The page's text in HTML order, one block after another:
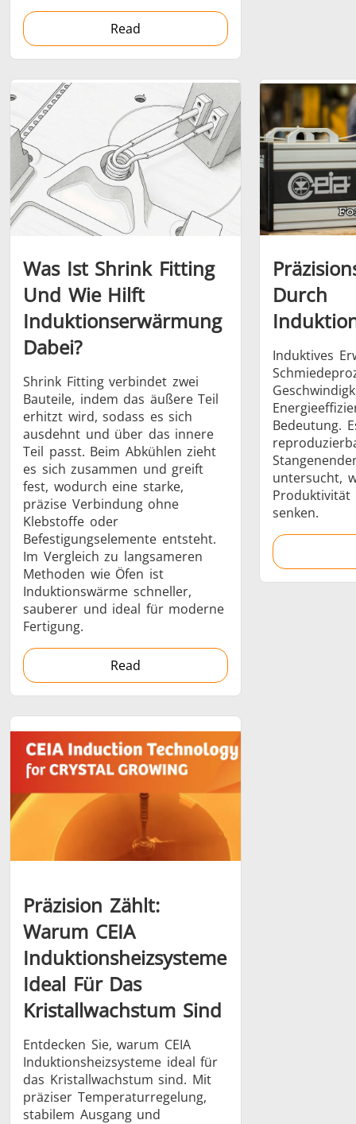
Medizin und
Metallwerkzeuge
& KI
Read
Was Ist Shrink Fitting
Und Wie Hilft
Induktionserwärmung
Dabei?
Shrink Fitting verbindet zwei
Bauteile, indem das äußere Teil
erhitzt wird, sodass es sich
ausdehnt und über das innere
Teil passt. Beim Abkühlen zieht
es sich zusammen und greift
fest, wodurch eine starke,
präzise Verbindung ohne
Klebstoffe oder
Befestigungselemente entsteht.
Im Vergleich zu langsameren
Methoden wie Öfen ist
Induktionswärme schneller,
sauberer und ideal für moderne
Fertigung.
Read
Durch
Induktives
Bedeutung.
untersucht,
senken.
Präzision Zählt:
Warum CEIA
Induktionsheizsysteme
Ideal Für Das
Kristallwachstum Sind
Entdecken Sie, warum CEIA
Induktionsheizsysteme ideal für
das Kristallwachstum sind. Mit
präziser Temperaturregelung,
stabilem Ausgang und